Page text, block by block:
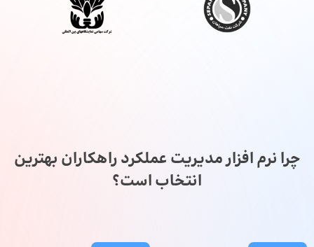
چرا نرم افزار مدیریت عملکرد راهکاران بهترین
انتخاب است؟